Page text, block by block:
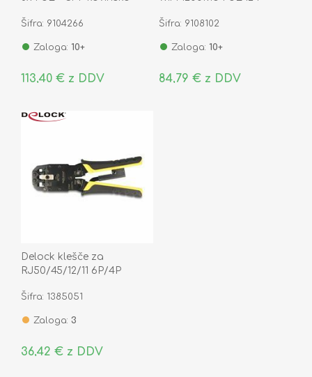
Šifra: 9104266
Zaloga: 10+
113,40 € z DDV
Šifra: 9108102
Zaloga: 10+
84,79 € z DDV
Delock klešče za
RJ50/45/12/11 6P/4P
Šifra: 1385051
Zaloga: 3
36,42 € z DDV